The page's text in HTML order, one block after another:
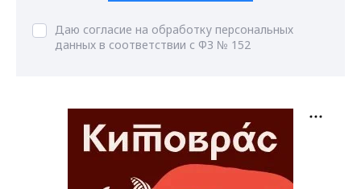
Даю согласие на обработку персональных
данных в соответствии с ФЗ № 152